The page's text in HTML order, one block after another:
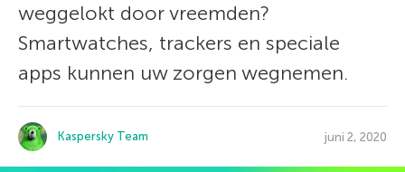
weggelokt door vreemden?
Smartwatches, trackers en speciale
apps kunnen uw zorgen wegnemen.
Kaspersky Team juni 2, 2020